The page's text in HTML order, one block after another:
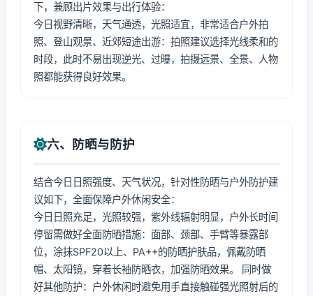
下，兼顾出片效果与出行体验：
今日视野清晰，天气通透，光照适宜，非常适合户外拍
照、登山观景、近郊短途出游：拍照建议选择光线柔和的
时段，此时不易出现逆光、过曝，拍摄远景、全景、人物
照都能获得良好效果。
六、防晒与防护
结合今日日照强度、天气状况，针对性防晒与户外防护建
议如下，全面保障户外休闲安全：
今日日照充足，光照较强，紫外线辐射明显，户外长时间
停留需做好全面防晒措施：面部、颈部、手臂等暴露部
位，涂抹SPF20以上、PA++的防晒护肤品，佩戴防晒
帽、太阳镜，穿着长袖防晒衣，加强防晒效果。 同时做
好其他防护：户外休闲时避免用手直接触碰强光照射后的